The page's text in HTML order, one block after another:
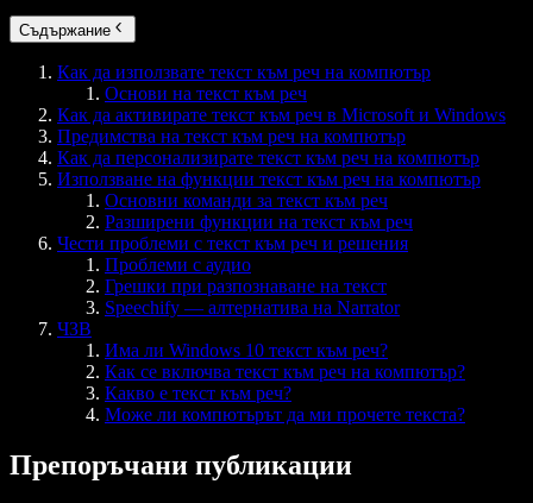
Съдържание
Как да използвате текст към реч на компютър
Основи на текст към реч
Как да активирате текст към реч в Microsoft и Windows
Предимства на текст към реч на компютър
Как да персонализирате текст към реч на компютър
Използване на функции текст към реч на компютър
Основни команди за текст към реч
Разширени функции на текст към реч
Чести проблеми с текст към реч и решения
Проблеми с аудио
Грешки при разпознаване на текст
Speechify — алтернатива на Narrator
ЧЗВ
Има ли Windows 10 текст към реч?
Как се включва текст към реч на компютър?
Какво е текст към реч?
Може ли компютърът да ми прочете текста?
Препоръчани публикации